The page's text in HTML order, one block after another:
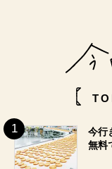
今行
無料